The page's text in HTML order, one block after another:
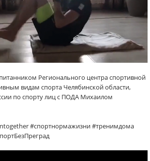
Регионального центра спортивной
видам спорта Челябинской области,
по спорту лиц с ПОДА Михаилом
#спортнормажизни #тренимдома